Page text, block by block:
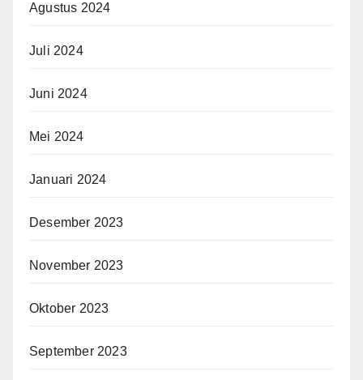
Agustus 2024
Juli 2024
Juni 2024
Mei 2024
Januari 2024
Desember 2023
November 2023
Oktober 2023
September 2023